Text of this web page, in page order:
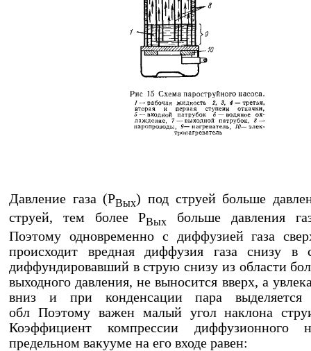
Давление газа (PВых) под струей больше
струей, тем более РВых больше давления
Поэтому одновременно с диффузией газа
происходит вредная диффузия газа снизу в
диффундировавший в струю снизу из области
выходного давления, не выносится вверх, а
вниз и при конденсации пара выделяется
обл Поэтому важен малый угол наклона
Коэффициент компрессии диффузионного
предельном вакууме на его входе равен: